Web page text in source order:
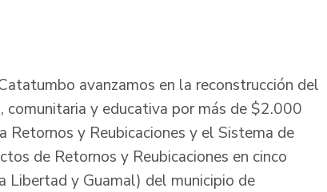
avanzamos en la reconstrucción del
y educativa por más de $2.000
y Reubicaciones y el Sistema de
de Retornos y Reubicaciones en cinco
Libertad y Guamal) del municipio de